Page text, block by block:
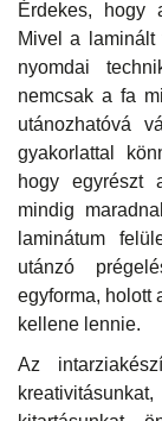
Érdekes, hogy
Mivel a laminált
nyomdai
nemcsak a fa
utánozhatóvá
gyakorlattal
hogy egyrészt
mindig
laminátum
utánzó
egyforma, holott
kellene lennie.
Az